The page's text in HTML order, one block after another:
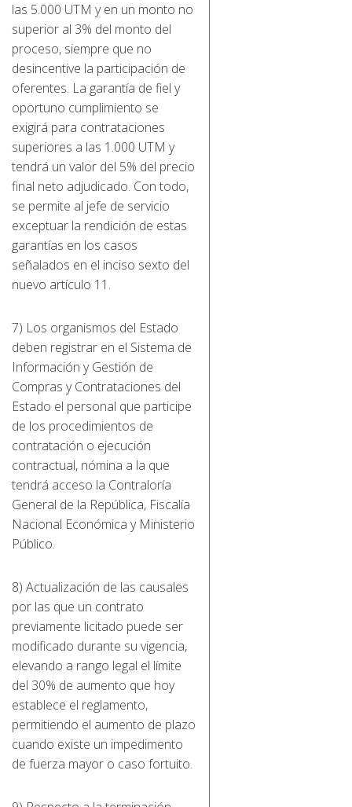
las 5.000 UTM y en un monto no
superior al 3% del monto del
proceso, siempre que no
desincentive la participación de
oferentes. La garantía de fiel y
oportuno cumplimiento se
exigirá para contrataciones
superiores a las 1.000 UTM y
tendrá un valor del 5% del precio
final neto adjudicado. Con todo,
se permite al jefe de servicio
exceptuar la rendición de estas
garantías en los casos
señalados en el inciso sexto del
nuevo artículo 11.
7) Los organismos del Estado
deben registrar en el Sistema de
Información y Gestión de
Compras y Contrataciones del
Estado el personal que participe
de los procedimientos de
contratación o ejecución
contractual, nómina a la que
tendrá acceso la Contraloría
General de la República, Fiscalía
Nacional Económica y Ministerio
Público.
8) Actualización de las causales
por las que un contrato
previamente licitado puede ser
modificado durante su vigencia,
elevando a rango legal el límite
del 30% de aumento que hoy
establece el reglamento,
permitiendo el aumento de plazo
cuando existe un impedimento
de fuerza mayor o caso fortuito.